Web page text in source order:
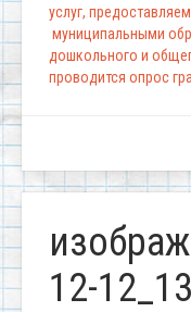
услуг,
муниципальными
дошкольного и
проводится опрос
12-